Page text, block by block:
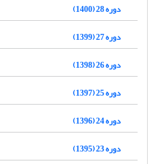
دوره 28 (1400)
دوره 27 (1399)
دوره 26 (1398)
دوره 25 (1397)
دوره 24 (1396)
دوره 23 (1395)